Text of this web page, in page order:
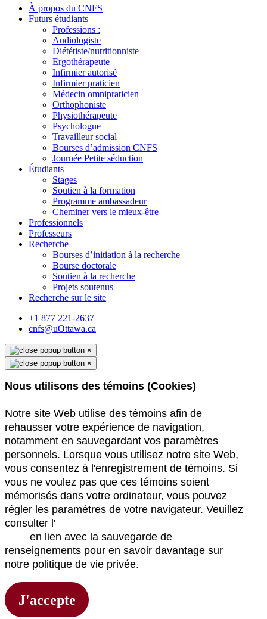
À propos du CNFS
Futurs étudiants
Professions :
Audiologiste
Diététiste/nutritionniste
Ergothérapeute
Infirmier autorisé
Infirmier praticien
Médecin omnipraticien
Orthophoniste
Physiothérapeute
Psychologue
Travailleur social
Bourses d’admission CNFS
Journée Petite séduction
Étudiants
Stages
Soutien à la formation
Programme ambassadeur
Cheminer vers le mieux-être
Professionnels
Professeurs
Recherche
Bourses d’initiation à la recherche
Bourse doctorale
Soutien à la recherche
Projets soutenus
Recherche sur le site
+1 877 221-2637
cnfs@uOttawa.ca
×
×
Nous utilisons des témoins (Cookies)
Notre site Web utilise des témoins afin de
rehausser votre expérience de navigation,
notamment en sauvegardant vos paramètres
personnels. Lorsque vous utilisez notre site Web,
vous consentez à l'enregistrement de témoins. Si
vous ne voulez pas que ces témoins soient
mémorisés dans votre ordinateur, vous pouvez
régler les paramètres de votre navigateur. Veuillez
consulter l'
en lien avec la sauvegarde de
renseignements pour en savoir davantage sur
notre politique de vie privée.
J'accepte